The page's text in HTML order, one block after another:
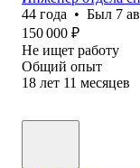
44 года • Был 7
150 000 ₽
Не ищет работу
Общий опыт
18 лет 11 месяцев